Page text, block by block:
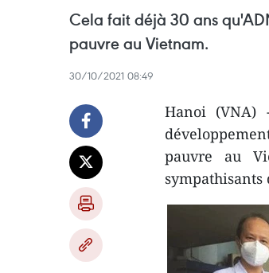
Cela fait déjà 30 ans
pauvre au Vietnam.
30/10/2021 08:49
Hanoi
pauvre au